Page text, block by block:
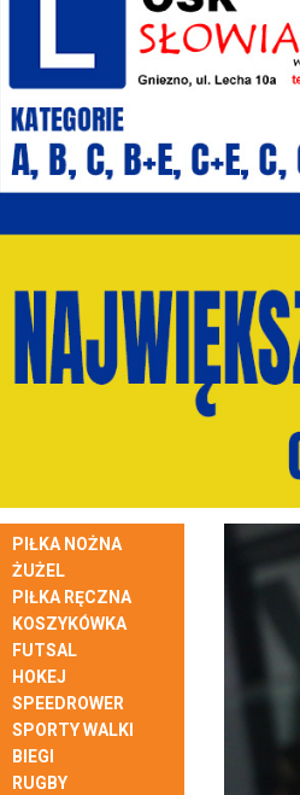
PIŁKA NOŻNA
ŻUŻEL
PIŁKA RĘCZNA
KOSZYKÓWKA
FUTSAL
HOKEJ
SPEEDROWER
SPORTY WALKI
BIEGI
RUGBY